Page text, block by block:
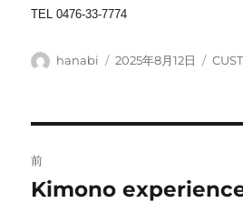
TEL 0476-33-7774
投
hanabi
投
2025年8月12日
カ
稿
前
前
Kimono